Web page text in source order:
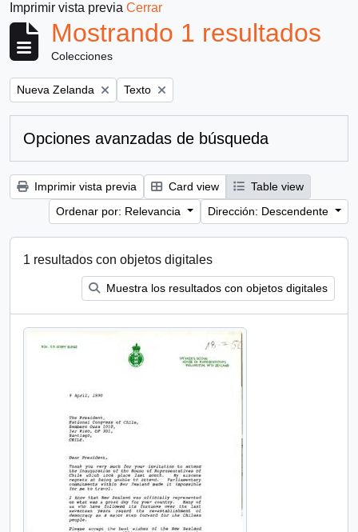
Imprimir vista previa Cerrar
Mostrando 1 resultados
Colecciones
Remove filter:
Nueva Zelanda Remove filter:
Texto
Opciones avanzadas de búsqueda
Imprimir vista previa Card view
Table view
Ordenar por: Relevancia
Dirección: Descendente
1 resultados con objetos digitales
Muestra los resultados con objetos digitales